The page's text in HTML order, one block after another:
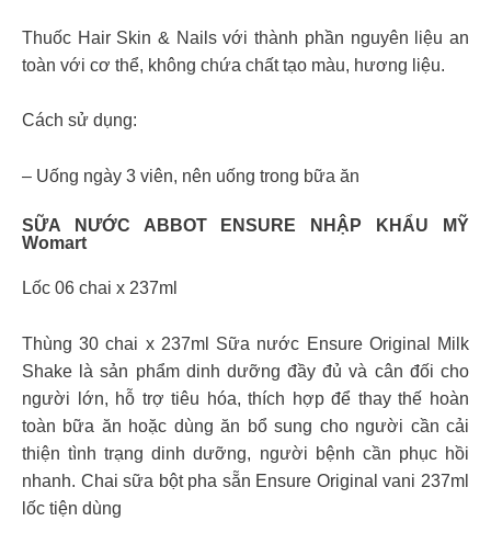
Thuốc Hair Skin & Nails với thành phần nguyên liệu an
toàn với cơ thể, không chứa chất tạo màu, hương liệu.
Cách sử dụng:
– Uống ngày 3 viên, nên uống trong bữa ăn
SỮA NƯỚC ABBOT ENSURE NHẬP KHẨU MỸ
Womart
Lốc 06 chai x 237ml
Thùng 30 chai x 237ml Sữa nước Ensure Original Milk
Shake là sản phẩm dinh dưỡng đầy đủ và cân đối cho
người lớn, hỗ trợ tiêu hóa, thích hợp để thay thế hoàn
toàn bữa ăn hoặc dùng ăn bổ sung cho người cần cải
thiện tình trạng dinh dưỡng, người bệnh cần phục hồi
nhanh. Chai sữa bột pha sẵn Ensure Original vani 237ml
lốc tiện dùng